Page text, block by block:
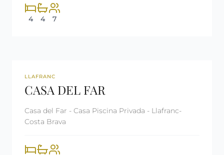
4 4 7
REF: CM2357
LLAFRANC
CASA DEL FAR
Casa del Far - Casa Piscina Privada - Llafranc-
Costa Brava